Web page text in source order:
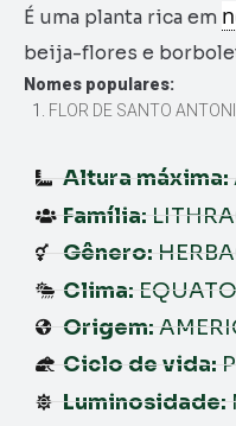
É uma planta rica em
beija-flores e
Nomes populares:
FLOR DE SANTO
Altura máxima:
Família:
Gênero:
Clima:
Origem:
Ciclo de vida:
Luminosidade: